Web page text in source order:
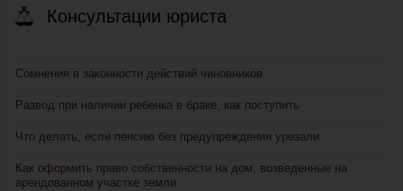
Консультации юриста
Сомнения в законности действий чиновников
Развод при наличии ребенка в браке, как поступить
Что делать, если пенсию без предупреждения урезали
Как оформить право собственности на дом, возведенные на
арендованном участке земли